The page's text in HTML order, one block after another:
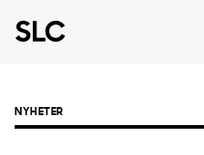
NYHETER